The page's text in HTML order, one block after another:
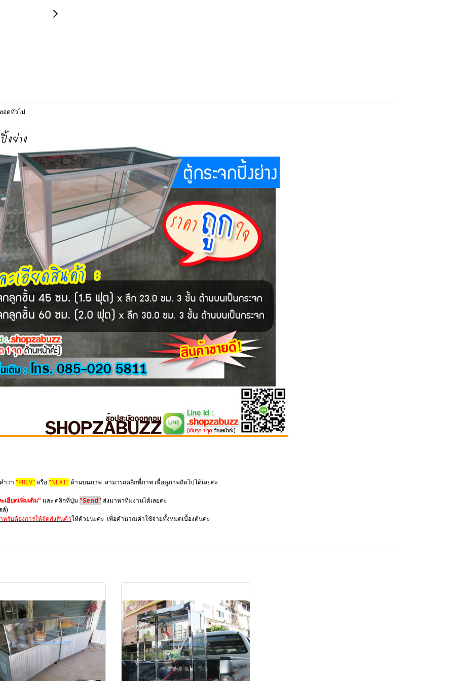
อดทั่วไป
ำว่า "PREV" หรือ"NEXT" ด้านบนภาพ สามารถคลิกที่ภาพ เพื่อดูภาพถัดไปได้เลยค่ะ
เอียดเพิ่มเติม" และ คลิกที่ปุ่ม "Send" ส่งมาหาทีมงานได้เลยค่ะ
ล์)
หรับต้องการให้จัดส่งสินค้าให้ด้วยนะคะ เพื่อคำนวณค่าใช้จ่ายทั้งหมดเบื้องต้นค่ะ